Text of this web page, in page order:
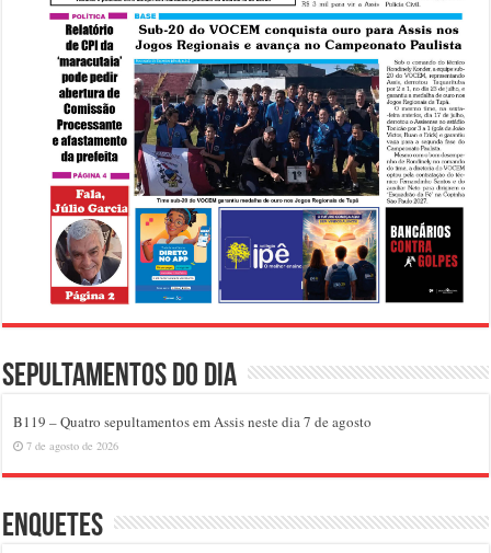
Sepultamentos do dia
B119 – Quatro sepultamentos em Assis neste dia 7 de agosto
7 de agosto de 2026
Enquetes